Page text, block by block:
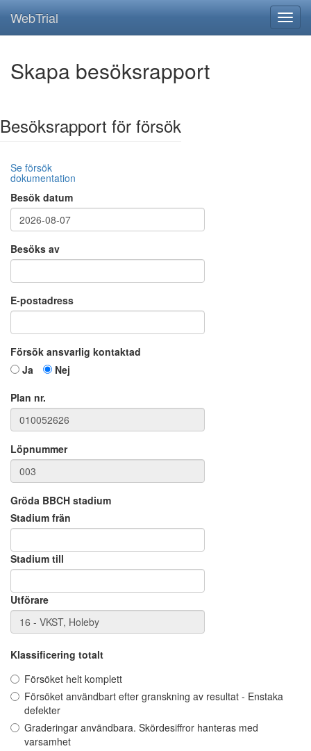
WebTrial
Skapa besöksrapport
Besöksrapport för försök
Se försök
dokumentation
Besök datum
Besöks av
E-postadress
Försök ansvarlig kontaktad
Ja
Nej
Plan nr.
Löpnummer
Gröda BBCH stadium
Stadium frän
Stadium till
Utförare
Klassificering totalt
Försöket helt komplett
Försöket användbart efter granskning av resultat - Enstaka
defekter
Graderingar användbara. Skördesiffror hanteras med
varsamhet